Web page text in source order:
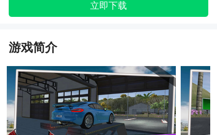
立即下载
游戏简介